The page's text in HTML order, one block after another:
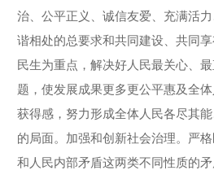
治、公平正义、诚信友爱、充满活
谐相处的总要求和共同建设、共同
民生为重点，解决好人民最关心、
题，使发展成果更多更公平惠及全
获得感，努力形成全体人民各尽其
的局面。加强和创新社会治理。严
和人民内部矛盾这两类不同性质的